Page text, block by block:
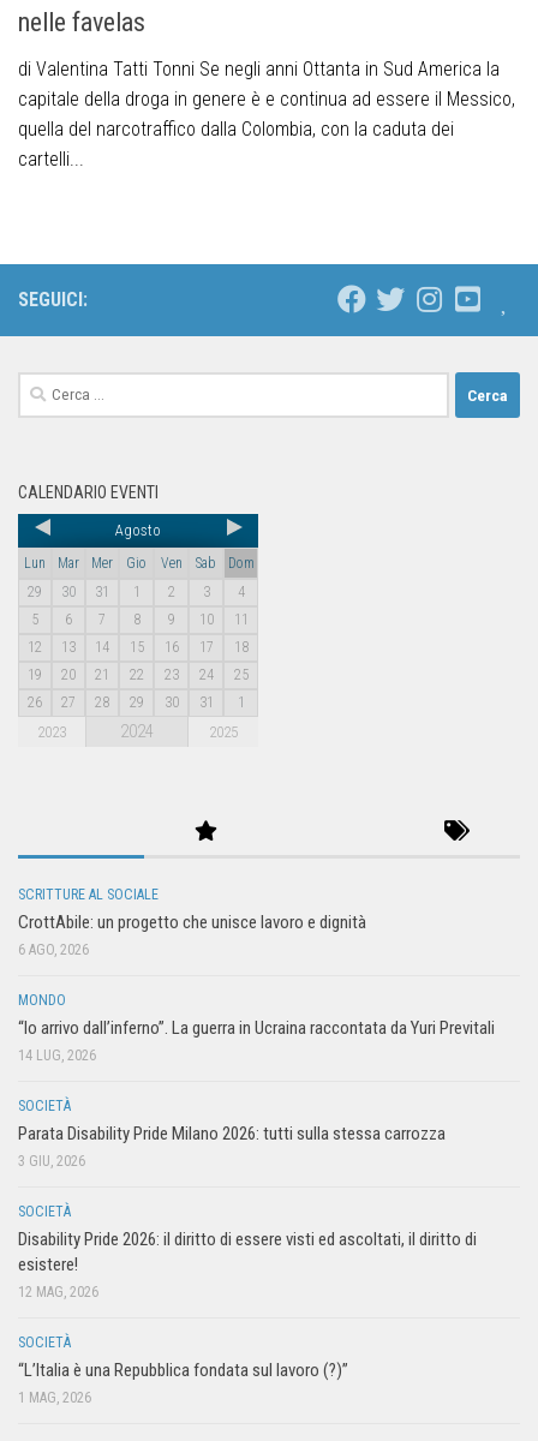
nelle favelas
di Valentina Tatti Tonni Se negli anni Ottanta in Sud America la
capitale della droga in genere è e continua ad essere il Messico,
quella del narcotraffico dalla Colombia, con la caduta dei
cartelli...
SEGUICI:
CALENDARIO EVENTI
Agosto
Lun Mar Mer Gio Ven Sab
Dom
29
30 31 1 2 3
4
5
6 7 8 9 10
11
12
13 14 15 16 17
18
19
20 21 22 23 24
25
26
27 28 29 30 31 1
2023 2024 2025
SCRITTURE AL SOCIALE
CrottAbile: un progetto che unisce lavoro e dignità
6 AGO, 2026
MONDO
“Io arrivo dall’inferno”. La guerra in Ucraina raccontata da Yuri Previtali
14 LUG, 2026
SOCIETÀ
Parata Disability Pride Milano 2026: tutti sulla stessa carrozza
3 GIU, 2026
SOCIETÀ
Disability Pride 2026: il diritto di essere visti ed ascoltati, il diritto di
esistere!
12 MAG, 2026
SOCIETÀ
“L’Italia è una Repubblica fondata sul lavoro (?)”
1 MAG, 2026